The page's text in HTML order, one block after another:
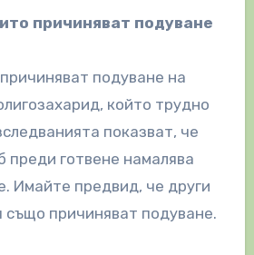
причиняват подуване
подуване на
който трудно
показват, че
преди готвене намалява
Имайте предвид, че други
също причиняват подуване.